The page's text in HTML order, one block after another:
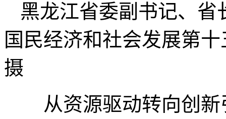
黑龙江省委副书记、
国民经济和社会发展第
摄
从资源驱动转向创新